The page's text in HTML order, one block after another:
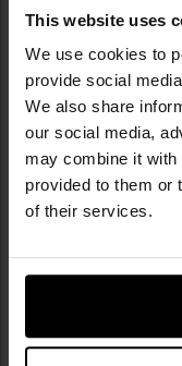
This website uses
We use cookies to
provide social
We also share
our social media,
may combine it with
provided to them or
of their services.
призначений
тривоги,
виготовлений
живиться